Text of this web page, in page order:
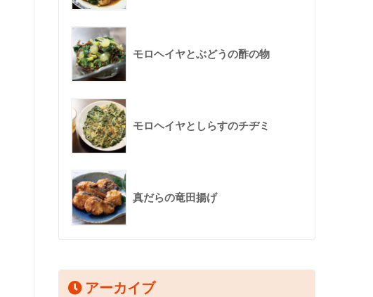
モロヘイヤとぶどうの酢の物
モロヘイヤとしらすのチヂミ
真だらの竜田揚げ
アーカイブ